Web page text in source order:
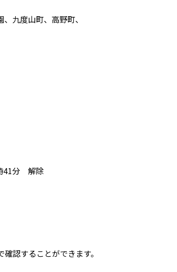
九度山町、高野町、
41分 解除
認することができます。